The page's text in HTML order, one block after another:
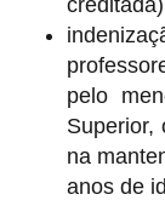
pelo
Superior,
na
anos de